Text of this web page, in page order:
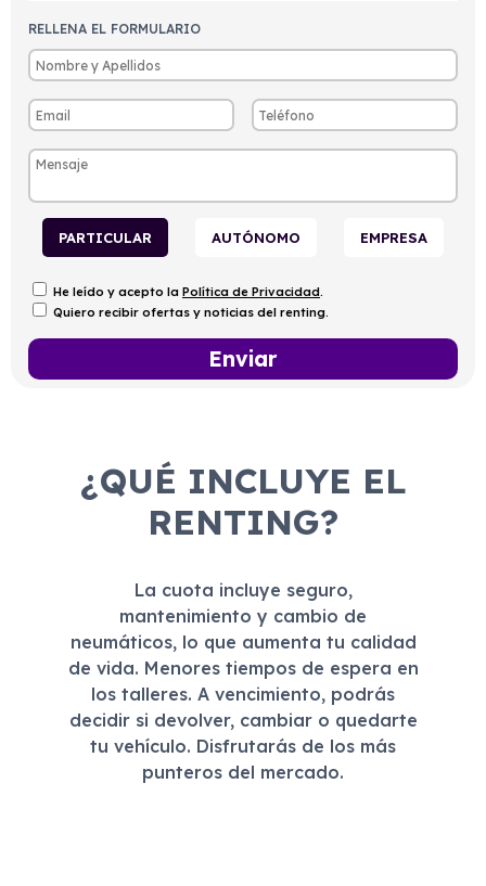
RELLENA EL FORMULARIO
PARTICULAR AUTÓNOMO EMPRESA
He leído y acepto la Política de Privacidad.
Quiero recibir ofertas y noticias del renting.
¿QUÉ INCLUYE EL
RENTING?
La cuota incluye seguro,
mantenimiento y cambio de
neumáticos, lo que aumenta tu calidad
de vida. Menores tiempos de espera en
los talleres. A vencimiento, podrás
decidir si devolver, cambiar o quedarte
tu vehículo. Disfrutarás de los más
punteros del mercado.